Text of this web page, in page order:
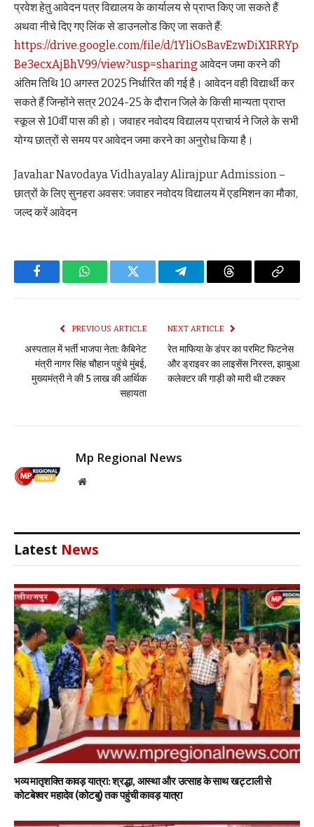
प्रवेश हेतु आवेदन पत्र विद्यालय के कार्यालय से प्राप्त किए जा सकते हैं
अथवा नीचे दिए गए लिंक से डाउनलोड किए जा सकते हैं:
https://drive.google.com/file/d/1YliOsBavEzwDiX1RRYp
Be3ecxAjBhV99/view?usp=sharing आवेदन जमा करने की
अंतिम तिथि 10 अगस्त 2025 निर्धारित की गई है। आवेदन वही विद्यार्थी कर
सकते हैं जिन्होंने सत्र 2024-25 के दौरान जिले के किसी मान्यता प्राप्त
स्कूल से 10वीं पास की हो। जवाहर नवोदय विद्यालय प्राचार्य ने जिले के सभी
योग्य छात्रों से समय पर आवेदन जमा करने का अनुरोध किया है।
Javahar Navodaya Vidhayalay Alirajpur Admission –
छात्रों के लिए सुनहरा अवसर: जवाहर नवोदय विद्यालय में एडमिशन का मौका,
जल्द करें आवेदन
FacebookWhatsAppTwitter TelegramThreads Copy
PREVIOUS ARTICLE
अस्पताल में भर्ती भाजपा नेता: कैबिनेट
मंत्री नागर सिंह चौहान पहुंचे मुंबई,
मुख्यमंत्री ने की 5 लाख की आर्थिक
सहायता
NEXT ARTICLE
रेत माफिया के डंपर का परमिट फिटनेस
और ड्राइवर का लाइसेंस निरस्त, झाबुआ
कलेक्टर की गाड़ी को मारी थी टक्कर
Mp Regional News
Website
Latest News
भव्य मातृशक्ति कावड़ यात्रा: श्रद्धा, आस्था और उत्साह के साथ खट्टाली से
कोटबेश्वर महादेव (कोटबु) तक पहुंची कावड़ यात्रा